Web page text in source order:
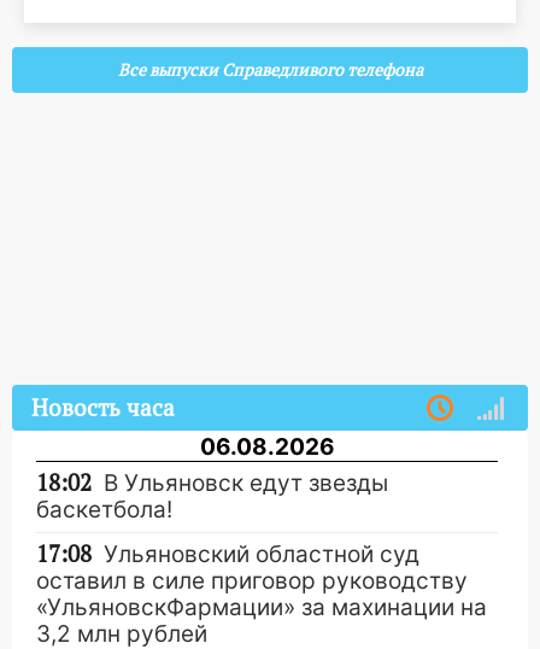
Все выпуски Справедливого телефона
Новость часа
06.08.2026
18:02 В Ульяновск едут звезды
баскетбола!
17:08 Ульяновский областной суд
оставил в силе приговор руководству
«УльяновскФармации» за махинации на
3,2 млн рублей